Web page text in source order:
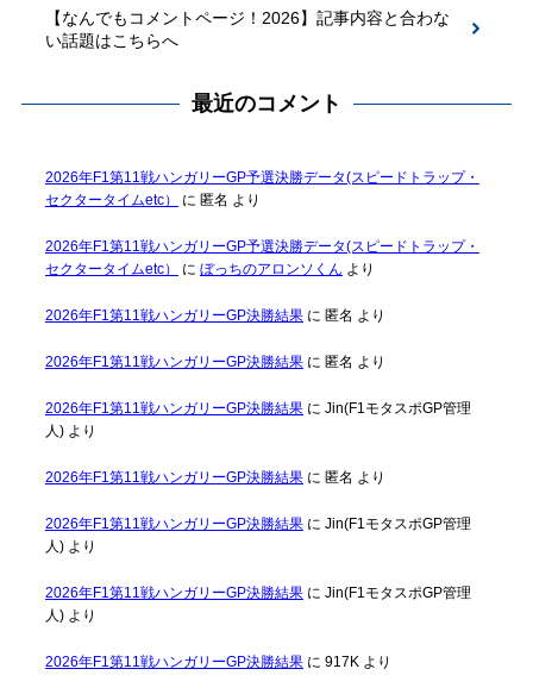
【なんでもコメントページ！2026】記事内容と合わな
い話題はこちらへ
最近のコメント
2026年F1第11戦ハンガリーGP予選決勝データ(スピードトラップ・
セクタータイムetc）
に 匿名 より
2026年F1第11戦ハンガリーGP予選決勝データ(スピードトラップ・
セクタータイムetc）
に ぼっちのアロンソくん より
2026年F1第11戦ハンガリーGP決勝結果に 匿名 より
2026年F1第11戦ハンガリーGP決勝結果に 匿名 より
2026年F1第11戦ハンガリーGP決勝結果に Jin(F1モタスポGP管理
人)より
2026年F1第11戦ハンガリーGP決勝結果に 匿名 より
2026年F1第11戦ハンガリーGP決勝結果に Jin(F1モタスポGP管理
人)より
2026年F1第11戦ハンガリーGP決勝結果に Jin(F1モタスポGP管理
人)より
2026年F1第11戦ハンガリーGP決勝結果に 917Kより